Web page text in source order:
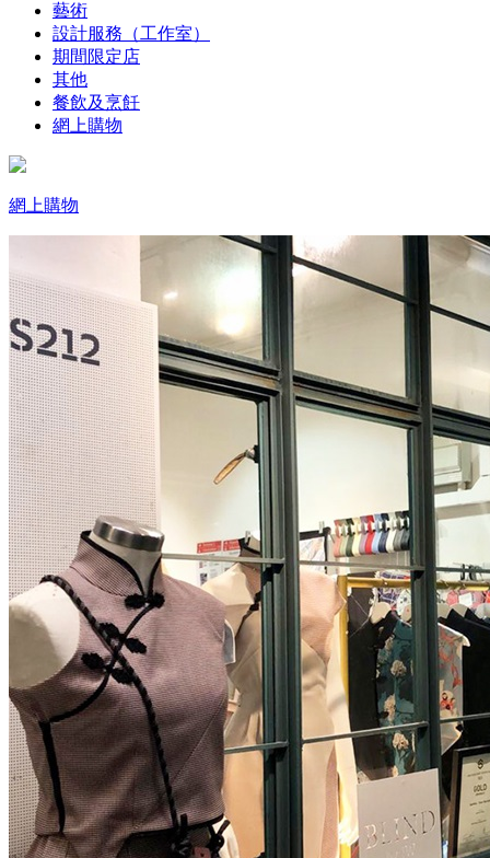
藝術
設計服務（工作室）
期間限定店
其他
餐飲及烹飪
網上購物
網上購物